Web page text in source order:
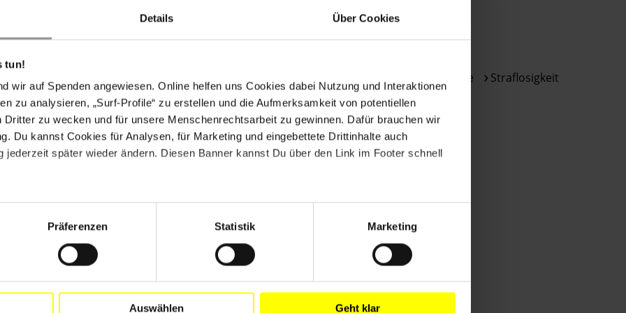
Details Über Cookies
tun!
wir auf Spenden angewiesen. Online helfen uns Cookies dabei Nutzung und Interaktionen
zu analysieren, „Surf-Profile“ zu erstellen und die Aufmerksamkeit von potentiellen
Dritter zu wecken und für unsere Menschenrechtsarbeit zu gewinnen. Dafür brauchen wir
Du kannst Cookies für Analysen, für Marketing und eingebettete Drittinhalte auch
jederzeit später wieder ändern. Diesen Banner kannst Du über den Link im Footer schnell
Präferenzen Statistik Marketing
Auswählen Geht klar
der zunehmenden Proteste wiesen die
Uhr Ortszeit an, ihre Netze abzuschalten. Ab
Rückgang der Signale, bis das Land gegen 19 Uhr
wurde der Internetzugang wieder
reagierte der Iran erneut mit Internet-
als unverzichtbares Mittel zum Schutz der
an der Kampagne #KeepItOn, bei der sich ein
den Fortbestand des offenen und zugänglichen
dass "Staaten Internetverbindungen in
oder verhindern dürfen."
an den Protestierenden
auf, ein Mandat für die
damit die Verantwortlichen zur Rechenschaft
ersten Schritt gegen die Straflosigkeit unabhängige
Über
THEMEN
Polizei und Menschenrechte
Straflosigkeit